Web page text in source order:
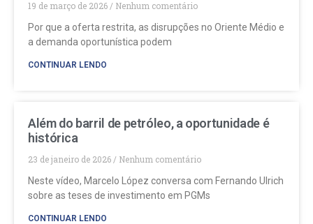
19 de março de 2026
Nenhum comentário
Por que a oferta restrita, as disrupções no Oriente Médio e
a demanda oportunística podem
CONTINUAR LENDO
Além do barril de petróleo, a oportunidade é
histórica
23 de janeiro de 2026
Nenhum comentário
Neste vídeo, Marcelo López conversa com Fernando Ulrich
sobre as teses de investimento em PGMs
CONTINUAR LENDO